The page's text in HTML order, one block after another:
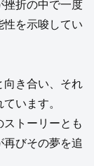
挫折の中で一度
性を示唆してい
向き合い、それ
います。
トーリーとも
びその夢を追